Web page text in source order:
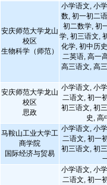
安庆师范大学龙山
校区
生物科学（师范）
小学语文, 小
数, 初一初二
初二数学, 初
学, 初三语文,
化学, 初中历
二英语, 高一
高三语文, 高
安庆师范大学龙山
校区
思政
小学语文, 小
二语文, 初一
初三语文, 初
史, 高
马鞍山工业大学工
商学院
国际经济与贸易
小学语文, 小
二语文, 初一
初三语文, 初
小学语文, 小
二语文, 初一